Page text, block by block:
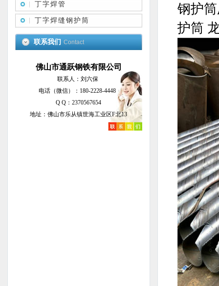
丁字焊管
丁字焊缝钢护筒
联系我们 Contact
佛山市通跃钢铁有限公司
联系人：刘六保
电话（微信）：180-2228-4448
Q Q：2370567654
地址：佛山市乐从镇世海工业区F北13
钢护
护筒